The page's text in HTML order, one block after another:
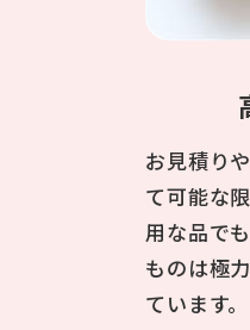
お見積り
て可能な
用な品で
ものは極
ています。